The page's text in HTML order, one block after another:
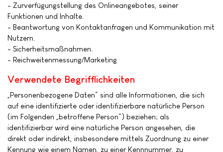
- Zurverfügungstellung des Onlineangebotes, seiner
Funktionen und Inhalte.
- Beantwortung von Kontaktanfragen und Kommunikation mit
Nutzern.
- Sicherheitsmaßnahmen.
- Reichweitenmessung/Marketing
Verwendete Begrifflichkeiten
„Personenbezogene Daten“ sind alle Informationen, die sich
auf eine identifizierte oder identifizierbare natürliche Person
(im Folgenden „betroffene Person“) beziehen; als
identifizierbar wird eine natürliche Person angesehen, die
direkt oder indirekt, insbesondere mittels Zuordnung zu einer
Kennung wie einem Namen, zu einer Kennnummer, zu